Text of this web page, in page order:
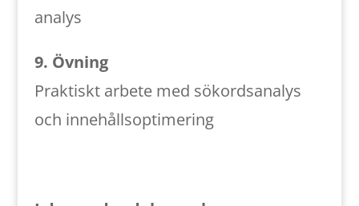
analys
9. Övning
Praktiskt arbete med sökordsanalys
och innehållsoptimering